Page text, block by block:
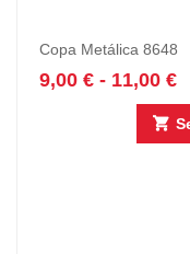
Copa Metálica 8648
9,00 € - 11,00 €